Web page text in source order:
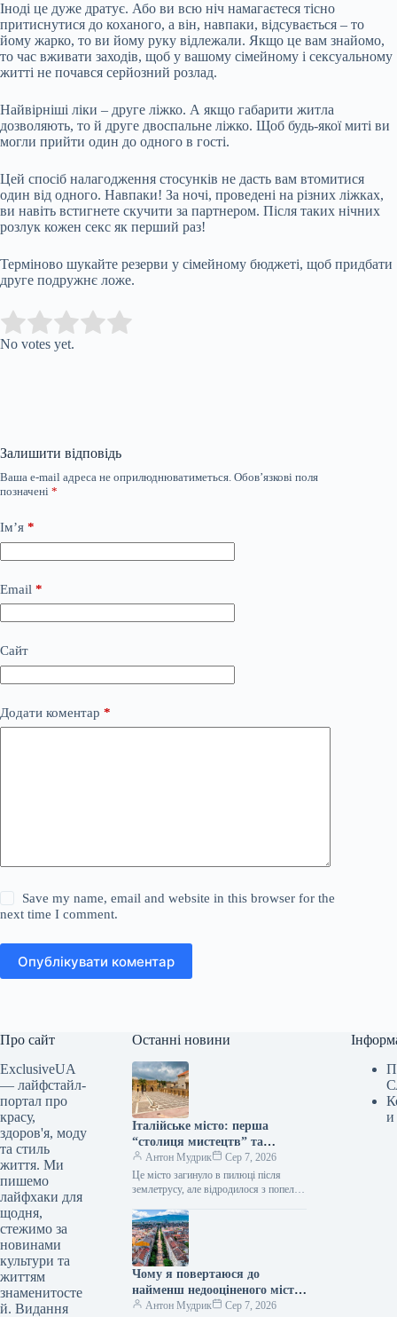
Іноді це дуже дратує. Або ви всю ніч намагаєтеся тісно
притиснутися до коханого, а він, навпаки, відсувається – то
йому жарко, то ви йому руку відлежали. Якщо це вам знайомо,
то час вживати заходів, щоб у вашому сімейному і сексуальному
житті не почався серйозний розлад.
Найвірніші ліки – друге ліжко. А якщо габарити житла
дозволяють, то й друге двоспальне ліжко. Щоб будь-якої миті ви
могли прийти один до одного в гості.
Цей спосіб налагодження стосунків не дасть вам втомитися
один від одного. Навпаки! За ночі, проведені на різних ліжках,
ви навіть встигнете скучити за партнером. Після таких нічних
розлук кожен секс як перший раз!
Терміново шукайте резерви у сімейному бюджеті, щоб придбати
друге подружнє ложе.
Rate this item:
No votes yet.
Залишити відповідь
Ваша e-mail адреса не оприлюднюватиметься. Обов’язкові поля
позначені *
Ім’я *
Email *
Сайт
Додати коментар *
Save my name, email and website in this browser for the
next time I comment.
Опублікувати коментар
Про сайт
ExclusiveUA
— лайфстайл-
портал про
красу,
здоров'я, моду
та стиль
життя. Ми
пишемо
лайфхаки для
щодня,
стежимо за
новинами
культури та
життям
знаменитосте
й. Видання
Останні новини
Італійське місто: перша
“столиця мистецтв” та
“сучасні Помпеї”
Антон Мудрик
Сер 7, 2026
Це місто загинуло в пилюці після
землетрусу, але відродилося з попелу
багатьма речами: від вишуканої…
Чому я повертаюся до
найменш недооціненого міста
Європи
Антон Мудрик Сер 7, 2026
и